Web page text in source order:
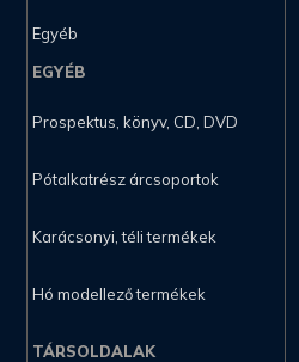
Egyéb
EGYÉB
Prospektus, könyv, CD, DVD
Pótalkatrész árcsoportok
Karácsonyi, téli termékek
Hó modellező termékek
TÁRSOLDALAK